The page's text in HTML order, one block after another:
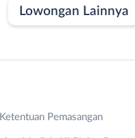
Lowongan Lainnya
Ketentuan Pemasangan